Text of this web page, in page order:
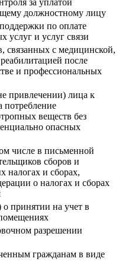
за уплатой
должностному лицу
по оплате
услуг и услуг связи
связанных с медицинской,
после
и профессиональных
привлечении) лица к
потребление
веществ без
опасных
числе в письменной
сборов и
налогах и сборах,
о налогах и сборах
о принятии на учет в
разрешении
гражданам в виде